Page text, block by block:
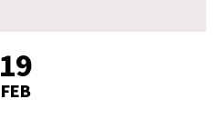
19
FEB